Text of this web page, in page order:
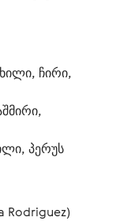
ჩირი,
პერუს
Rodriguez)